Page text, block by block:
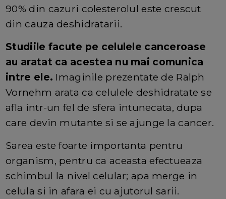
90% din cazuri colesterolul este crescut
din cauza deshidratarii.
Studiile facute pe celulele canceroase
au aratat ca acestea nu mai comunica
intre ele. Imaginile prezentate de Ralph
Vornehm arata ca celulele deshidratate se
afla intr-un fel de sfera intunecata, dupa
care devin mutante si se ajunge la cancer.
Sarea este foarte importanta pentru
organism, pentru ca aceasta efectueaza
schimbul la nivel celular; apa merge in
celula si in afara ei cu ajutorul sarii.